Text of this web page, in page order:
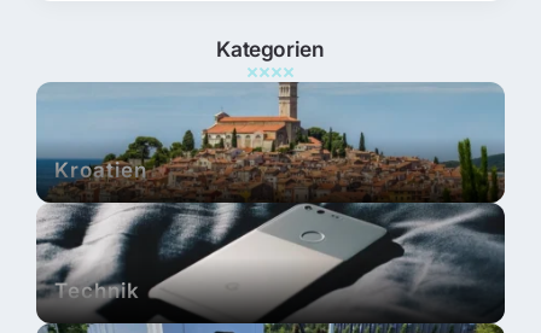
Kategorien
Kroatien
Technik